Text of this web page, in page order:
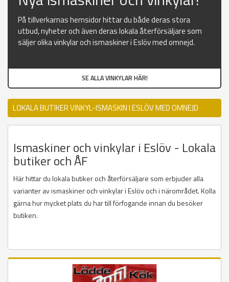
På tillverkarnas hemsidor hittar du både deras stora
utbud, nyheter och även deras lokala återförsäljare som
säljer olika vinkylar och ismaskiner i Eslöv med omnejd.
SE ALLA VINKYLAR HÄR!
LOKALA BUTIKER VINKYL-ISMASKIN I ESLÖV MED OMNEJD
Ismaskiner och vinkylar i Eslöv - Lokala
butiker och ÅF
Här hittar du lokala butiker och återförsäljare som erbjuder alla
varianter av ismaskiner och vinkylar i Eslöv och i närområdet. Kolla
gärna hur mycket plats du har till förfogande innan du besöker
butiken.